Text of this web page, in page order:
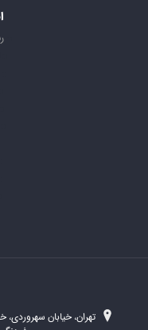
تهران، خیابان